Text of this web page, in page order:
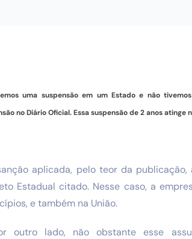
uma suspensão em um Estado e não
no Diário Oficial. Essa suspensão de 2 anos
aplicada, pelo teor da
Estadual citado. Nesse caso, a
e também na União.
outro lado, não obstante esse